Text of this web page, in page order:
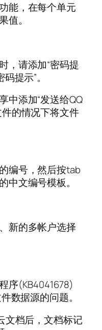
能，在每个单元
值。
，请添加“密码提
提示”。
中添加“发送给QQ
的情况下将文件
编号，然后按tab
中文编号模板。
新的多帐户选择
序(KB4041678)
数据源的问题。
文档后，文档标记